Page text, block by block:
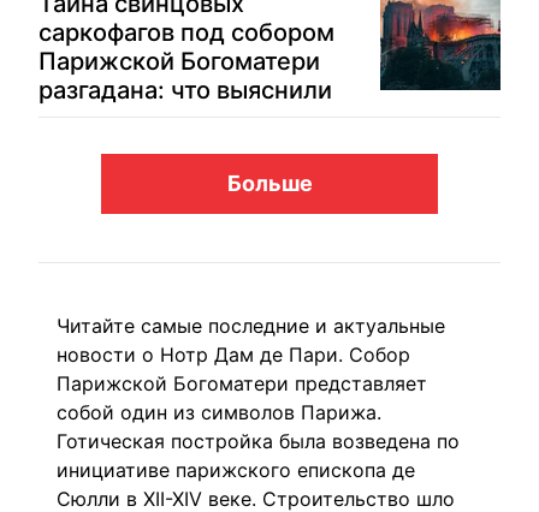
саркофагов под собором
Парижской Богоматери
разгадана: что выяснили
Больше
Читайте самые последние и актуальные
новости о Нотр Дам де Пари. Собор
Парижской Богоматери представляет
собой один из символов Парижа.
Готическая постройка была возведена по
инициативе парижского епископа де
Сюлли в XII-XIV веке. Строительство шло